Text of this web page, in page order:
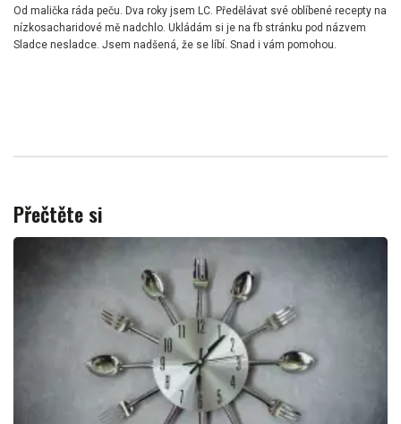
Od malička ráda peču. Dva roky jsem LC. Předělávat své oblíbené recepty na
nízkosacharidové mě nadchlo. Ukládám si je na fb stránku pod názvem
Sladce nesladce. Jsem nadšená, že se líbí. Snad i vám pomohou.
Přečtěte si